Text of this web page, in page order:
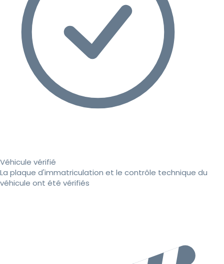
Véhicule vérifié
La plaque d'immatriculation et le contrôle technique du
véhicule ont été vérifiés